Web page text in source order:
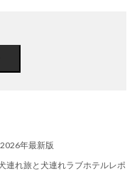
年最新版
連れ旅と犬連れラブホテルレポ